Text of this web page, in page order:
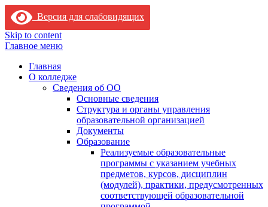
Версия для слабовидящих
Skip to content
Главное меню
Главная
О колледже
Сведения об ОО
Основные сведения
Структура и органы управления
образовательной организацией
Документы
Образование
Реализуемые образовательные
программы с указанием учебных
предметов, курсов, дисциплин
(модулей), практики, предусмотренных
соответствующей образовательной